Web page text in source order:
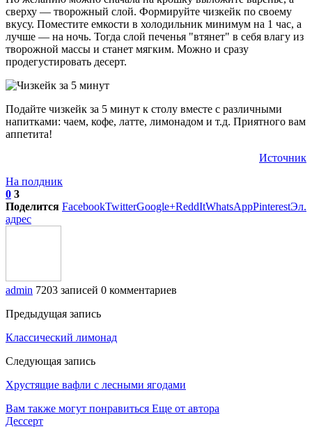
сверху — творожный слой. Формируйте чизкейк по своему
вкусу. Поместите емкости в холодильник минимум на 1 час, а
лучше — на ночь. Тогда слой печенья "втянет" в себя влагу из
творожной массы и станет мягким. Можно и сразу
продегустировать десерт.
Подайте чизкейк за 5 минут к столу вместе с различными
напитками: чаем, кофе, латте, лимонадом и т.д. Приятного вам
аппетита!
Источник
На полдник
0 3
Поделится FacebookTwitterGoogle+ReddItWhatsAppPinterestЭл.
адрес
admin 7203 записей 0 комментариев
Предыдущая запись
Классический лимонад
Следующая запись
Хрустящие вафли с лесными ягодами
Вам также могут понравиться Еще от автора
Дессерт